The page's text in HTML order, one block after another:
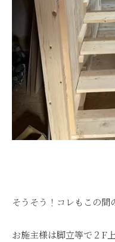
そうそう！コレもこの間
お施主様は脚立等で２F